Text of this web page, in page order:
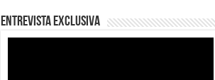
Entrevista Exclusiva